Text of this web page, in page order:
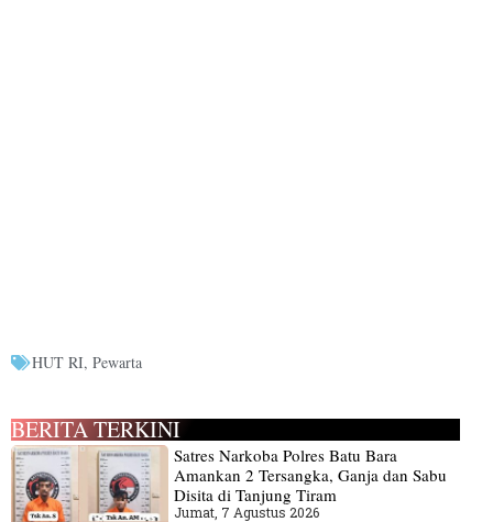
HUT RI, Pewarta
BERITA TERKINI
Satres Narkoba Polres Batu Bara
Amankan 2 Tersangka, Ganja dan Sabu
Disita di Tanjung Tiram
Jumat, 7 Agustus 2026